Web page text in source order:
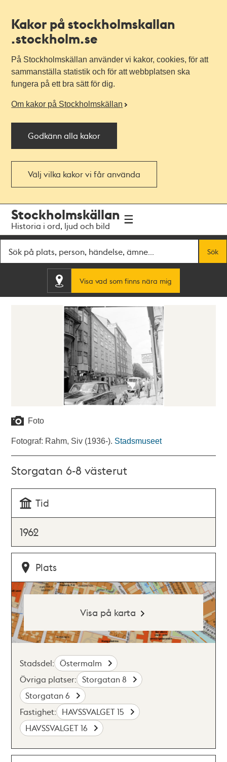
Kakor på stockholmskallan
.stockholm.se
På Stockholmskällan använder vi kakor, cookies, för att
sammanställa statistik och för att webbplatsen ska
fungera på ett bra sätt för dig.
Om kakor på Stockholmskällan
Godkänn alla kakor
Välj vilka kakor vi får använda
navigationen
huvudinnehållet
Stockholmskällan
Historia i ord, ljud och bild
Sök
Visa vad som finns nära mig
Foto
Fotograf: Rahm, Siv (1936-). Stadsmuseet
Storgatan 6-8 västerut
Tid
1962
Plats
Visa på karta
Stadsdel: Östermalm
Övriga platser: Storgatan 8
Storgatan 6
Fastighet: HAVSSVALGET 15
HAVSSVALGET 16